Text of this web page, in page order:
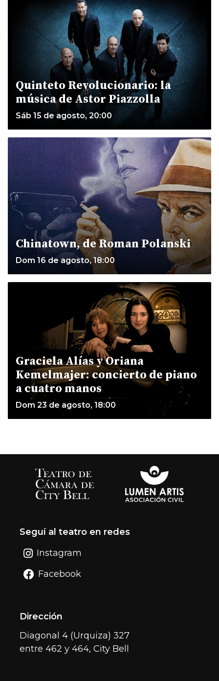
Quinteto Revolucionario: la
música de Astor Piazzolla
Sáb 15 de agosto, 20:00
Chinatown, de Roman Polanski
Dom 16 de agosto, 18:00
Graciela Alías y Oriana
Kemelmajer: concierto de piano
a cuatro manos
Dom 23 de agosto, 18:00
Seguí al teatro en redes
Instagram
Facebook
Dirección
Diagonal 4 (Urquiza) 327
entre 462 y 464, City Bell